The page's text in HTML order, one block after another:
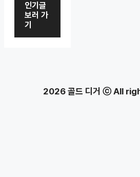
인기글
보러 가
기
2026 골드 디거 ⓒ All